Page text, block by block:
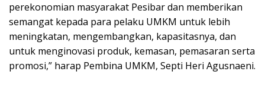
perekonomian masyarakat Pesibar dan memberikan
semangat kepada para pelaku UMKM untuk lebih
meningkatan, mengembangkan, kapasitasnya, dan
untuk menginovasi produk, kemasan, pemasaran serta
promosi,” harap Pembina UMKM, Septi Heri Agusnaeni.